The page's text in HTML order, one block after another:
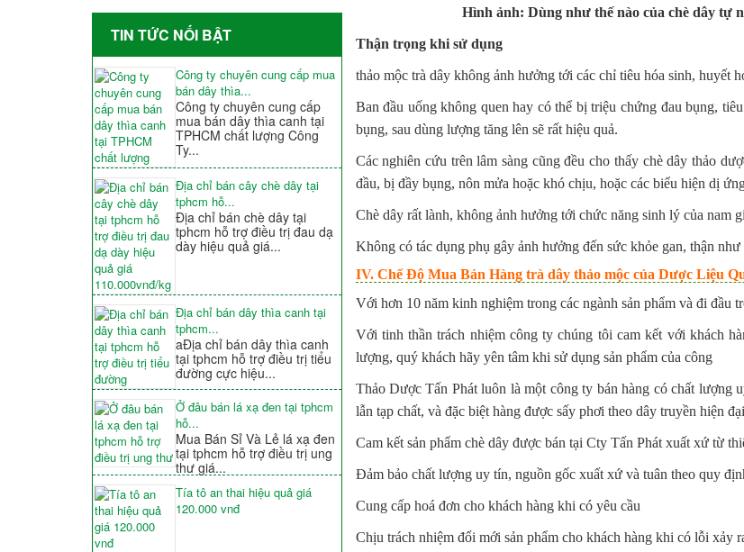
TIN TỨC NỐI BẬT
Công ty chuyên cung cấp mua
bán dây thìa...
Công ty chuyên cung cấp
mua bán dây thìa canh tại
TPHCM chất lượng Công
Ty...
Địa chỉ bán cây chè dây tại
tphcm hỗ...
Địa chỉ bán chè dây tại
tphcm hỗ trợ điều trị đau dạ
dày hiệu quả giá...
Địa chỉ bán dây thìa canh tại
tphcm...
aĐịa chỉ bán dây thìa canh
tại tphcm hỗ trợ điều trị tiểu
đường cực hiệu...
Ở đâu bán lá xạ đen tại tphcm
hỗ...
Mua Bán Sỉ Và Lẻ lá xạ đen
tại tphcm hỗ trợ điều trị ung
thư giá...
Tía tô an thai hiệu quả giá
120.000 vnđ
Hình ảnh: Dùng như thế nào của chè dây tự
Thận trọng khi sử dụng
thảo mộc trà dây không ảnh hưởng tới các chỉ tiêu hóa sinh, huyết
Ban đầu uống không quen hay có thể bị triệu chứng đau bụng,
bụng, sau dùng lượng tăng lên sẽ rất hiệu quả.
Các nghiên cứu trên lâm sàng cũng đều cho thấy chè dây thảo
đầu, bị đầy bụng, nôn mửa hoặc khó chịu, hoặc các biểu hiện dị
Chè dây rất lành, không ảnh hưởng tới chức năng sinh lý của nam
Không có tác dụng phụ gây ảnh hưởng đến sức khỏe gan, thận
IV. Chế Độ Mua Bán Hàng trà dây thảo mộc của Dược Liệu
Với hơn 10 năm kinh nghiệm trong các ngành sản phẩm và đi đầu
Với tinh thần trách nhiệm công ty chúng tôi cam kết với khách
lượng, quý khách hãy yên tâm khi sử dụng sản phẩm của công
Thảo Dược Tấn Phát luôn là một công ty bán hàng có chất lượng
lẫn tạp chất, và đặc biệt hàng được sấy phơi theo dây truyền hiện
Cam kết sản phẩm chè dây được bán tại Cty Tấn Phát xuất xứ từ
Đảm bảo chất lượng uy tín, nguồn gốc xuất xứ và tuân theo quy
Cung cấp hoá đơn cho khách hàng khi có yêu cầu
Chịu trách nhiệm đổi mới sản phẩm cho khách hàng khi có lỗi xảy